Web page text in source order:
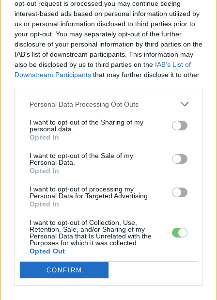
opt-out request is processed you may continue seeing
interest-based ads based on personal information utilized by
us or personal information disclosed to third parties prior to
your opt-out. You may separately opt-out of the further
disclosure of your personal information by third parties on the
IAB’s list of downstream participants. This information may
also be disclosed by us to third parties on the IAB’s List of
Downstream Participants that may further disclose it to other
Personal Data Processing Opt Outs
I want to opt-out of the Sharing of my
personal data.
Opted In
I want to opt-out of the Sale of my
Personal Data.
Opted In
I want to opt-out of processing my
Personal Data for Targeted Advertising.
Opted In
I want to opt-out of Collection, Use,
Retention, Sale, and/or Sharing of my
Personal Data that Is Unrelated with the
Purposes for which it was collected.
Opted Out
CONFIRM
KAPCSOLÓDÓ CIKKEK TÖBB A SZERZŐTŐL
Elektromos
5% lehet a hiba az elektromos autók
Elektromos
A Leapmotor átlépte a 100 ezres
álomhatárt, és lekörözte a Changant
9 perc töltés, 450 kilométer hatótáv –
ezzel indulhat harcba a Xpeng új